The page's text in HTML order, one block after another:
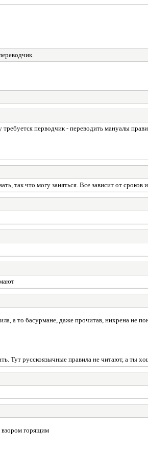
перводчик - переводить мануалы
так что могу заняться. Все зависит от сроков
а то басурмане, даже прочитав, нихрена не
Тут русскоязычные правила не читают, а ты
взором горящим